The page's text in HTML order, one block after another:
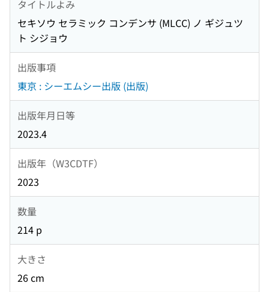
タイトルよみ
セキソウ セラミック コンデンサ (MLCC) ノ ギジュツ
ト シジョウ
出版事項
東京 : シーエムシー出版 (出版)
出版年月日等
2023.4
出版年（W3CDTF）
2023
数量
214 p
大きさ
26 cm